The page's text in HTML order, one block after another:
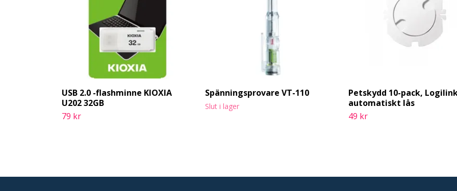
USB 2.0 -flashminne KIOXIA
U202 32GB
79 kr
Spänningsprovare VT-110
Slut i lager
Petskydd 10-pack,
automatiskt lås
49 kr